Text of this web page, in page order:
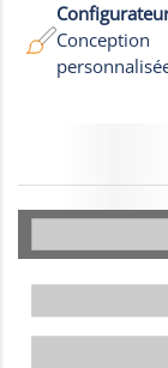
Conception